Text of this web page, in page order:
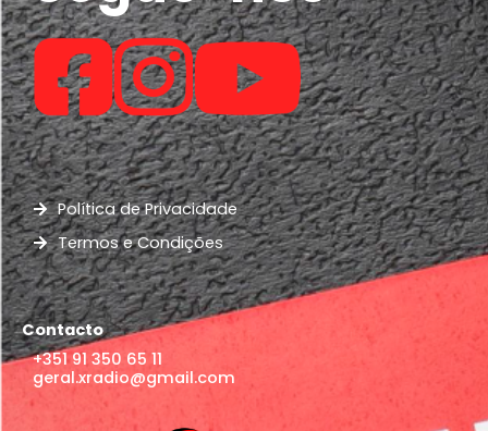
Política de Privacidade
Termos e Condições
Contacto
+351 91 350 65 11
geral.xradio@gmail.com